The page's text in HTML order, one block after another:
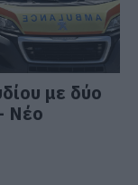
με δύο
Νέο